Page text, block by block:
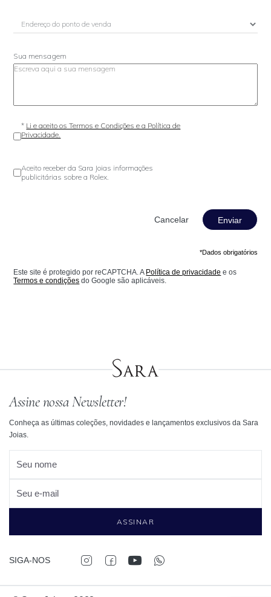
Sua mensagem
* Li e aceito os Termos e Condições e a Política de
Privacidade.
Aceito receber da Sara Joias informações
publicitárias sobre a Rolex.
Enviar
*Dados obrigatórios
Este site é protegido por reCAPTCHA. A Política de privacidade e os
Termos e condições do Google são aplicáveis.
Assine nossa Newsletter!
Conheça as últimas coleções, novidades e lançamentos exclusivos da Sara
Joias.
Seu nome
Seu e-mail
ASSINAR
SIGA-NOS